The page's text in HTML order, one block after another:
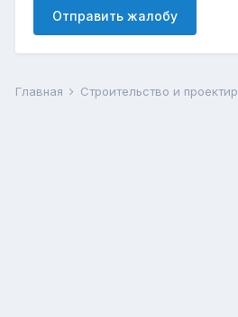
Отправить жалобу
Главная Строительство и